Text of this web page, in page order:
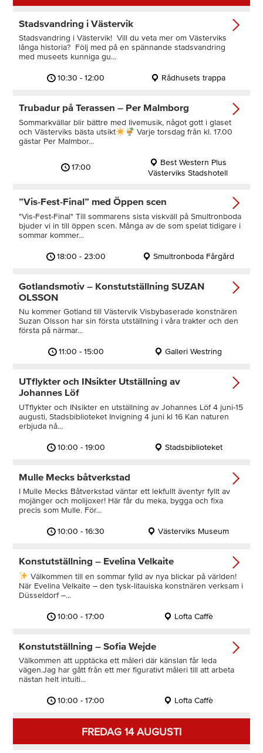
10:30 - 12:00 Rådhusets trappa
Stadsvandring i Västervik
Stadsvandring i Västervik! Vill du veta mer om Västerviks
långa historia? Följ med på en spännande stadsvandring
med museets kunniga gu...
17:00
Best Western Plus
Västerviks Stadshotell
Trubadur på Terassen – Per Malmborg
Sommarkvällar blir bättre med livemusik, något gott i glaset
och Västerviks bästa utsikt
Varje torsdag från kl. 17.00
gästar Per Malmbor...
18:00 - 23:00 Smultronboda Fårgård
”Vis-Fest-Final” med Öppen scen
"Vis-Fest-Final" Till sommarens sista viskväll på Smultronboda
bjuder vi in till öppen scen. Många av de som spelat tidigare i
sommar kommer...
11:00 - 15:00 Galleri Westring
Gotlandsmotiv – Konstutställning SUZAN
OLSSON
Nu kommer Gotland till Västervik Visbybaserade konstnären
Suzan Olsson har sin första utställning i våra trakter och den
första på närmar...
10:00 - 19:00 Stadsbiblioteket
UTflykter och INsikter Utställning av
Johannes Löf
UTflykter och INsikter en utställning av Johannes Löf 4 juni-15
augusti, Stadsbiblioteket Invigning 4 juni kl 16 Kan naturen
erbjuda nå...
10:00 - 16:30 Västerviks Museum
Mulle Mecks båtverkstad
I Mulle Mecks Båtverkstad väntar ett lekfullt äventyr fyllt av
mojänger och molijoxer! Här får du meka, bygga och fixa
precis som Mulle. För...
10:00 - 17:00 Lofta Caffè
Konstutställning – Evelina Velkaite
Välkommen till en sommar fylld av nya blickar på världen!
När Evelina Velkaite – den tysk‑litauiska konstnären verksam i
Düsseldorf –...
10:00 - 17:00 Lofta Caffè
Konstutställning – Sofia Wejde
Välkommen att upptäcka ett måleri där känslan får leda
vägen.Jag har gått från ett mer figurativt måleri till att arbeta
nästan helt intuiti...
FREDAG 14 AUGUSTI